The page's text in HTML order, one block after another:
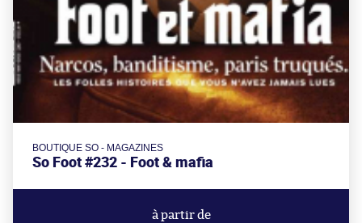
BOUTIQUE SO - MAGAZINES
So Foot #232 - Foot & mafia
à partir de